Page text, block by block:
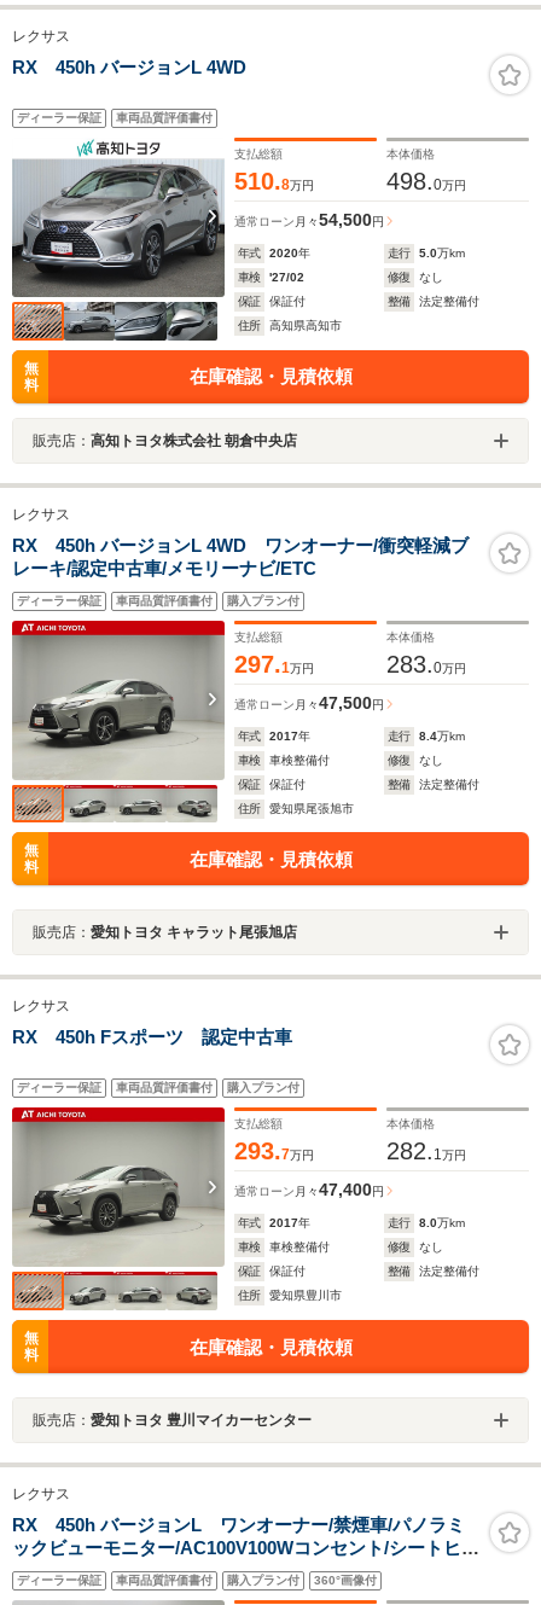
レクサス
RX 450h バージョンL 4WD
ディーラー保証 車両品質評価書付
支払総額
510.8万円
本体価格
498.0万円
通常ローン 月々54,500円
年式 2020年 走行 5.0万km
車検
'27/02 修復
なし
保証
保証付 整備
法定整備付
住所
高知県高知市
無
料
在庫確認・見積依頼
販売店： 高知トヨタ株式会社 朝倉中央店
レクサス
RX 450h バージョンL 4WD ワンオーナー/衝突軽減ブ
レーキ/認定中古車/メモリーナビ/ETC
ディーラー保証 車両品質評価書付 購入プラン付
支払総額
297.1万円
本体価格
283.0万円
通常ローン 月々47,500円
年式 2017年 走行 8.4万km
車検
車検整備付 修復
なし
保証
保証付 整備
法定整備付
住所
愛知県尾張旭市
無
料
在庫確認・見積依頼
販売店： 愛知トヨタ キャラット尾張旭店
レクサス
RX 450h Fスポーツ 認定中古車
ディーラー保証 車両品質評価書付 購入プラン付
支払総額
293.7万円
本体価格
282. 1万円
通常ローン 月々47,400円
年式 2017年 走行 8.0万km
車検
車検整備付 修復
なし
保証
保証付 整備
法定整備付
住所
愛知県豊川市
無
料
在庫確認・見積依頼
販売店： 愛知トヨタ 豊川マイカーセンター
レクサス
RX 450h バージョンL ワンオーナー/禁煙車/パノラミ
ックビューモニター/AC100V100Wコンセント/シートヒー
ター/シートベンチレーション/CD・DVDBlu-ray再生/パワ
ーバックドア
ディーラー保証 車両品質評価書付 購入プラン付 360°画像付